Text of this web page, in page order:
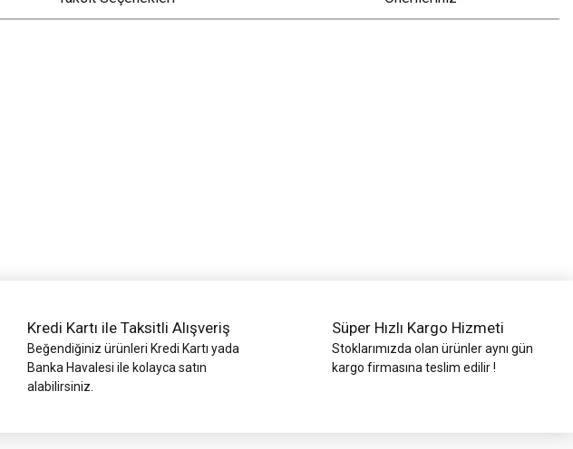
Kredi Kartı ile Taksitli Alışveriş
Beğendiğiniz ürünleri Kredi Kartı yada
Banka Havalesi ile kolayca satın
alabilirsiniz.
Süper Hızlı Kargo Hizmeti
Stoklarımızda olan ürünler aynı gün
kargo firmasına teslim edilir !